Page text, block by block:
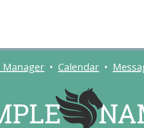
Manager • Calendar •